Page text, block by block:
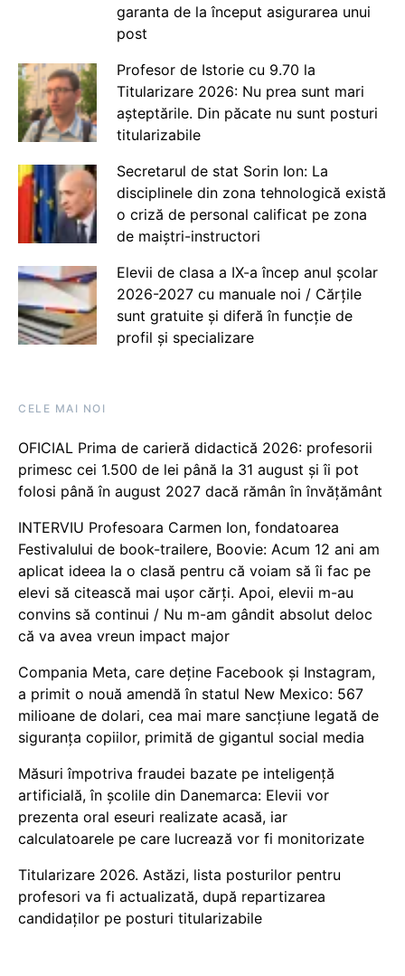
garanta de la început asigurarea unui
post
Profesor de Istorie cu 9.70 la
Titularizare 2026: Nu prea sunt mari
așteptările. Din păcate nu sunt posturi
titularizabile
Secretarul de stat Sorin Ion: La
disciplinele din zona tehnologică există
o criză de personal calificat pe zona
de maiștri-instructori
Elevii de clasa a IX-a încep anul școlar
2026-2027 cu manuale noi / Cărțile
sunt gratuite și diferă în funcție de
profil și specializare
CELE MAI NOI
OFICIAL Prima de carieră didactică 2026: profesorii
primesc cei 1.500 de lei până la 31 august și îi pot
folosi până în august 2027 dacă rămân în învățământ
INTERVIU Profesoara Carmen Ion, fondatoarea
Festivalului de book-trailere, Boovie: Acum 12 ani am
aplicat ideea la o clasă pentru că voiam să îi fac pe
elevi să citească mai ușor cărți. Apoi, elevii m-au
convins să continui / Nu m-am gândit absolut deloc
că va avea vreun impact major
Compania Meta, care deține Facebook și Instagram,
a primit o nouă amendă în statul New Mexico: 567
milioane de dolari, cea mai mare sancțiune legată de
siguranța copiilor, primită de gigantul social media
Măsuri împotriva fraudei bazate pe inteligență
artificială, în școlile din Danemarca: Elevii vor
prezenta oral eseuri realizate acasă, iar
calculatoarele pe care lucrează vor fi monitorizate
Titularizare 2026. Astăzi, lista posturilor pentru
profesori va fi actualizată, după repartizarea
candidaților pe posturi titularizabile